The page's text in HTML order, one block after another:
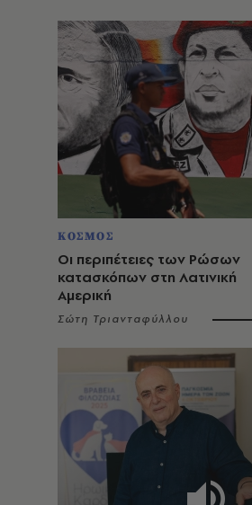
ΚΟΣΜΟΣ
Οι περιπέτειες των Ρώσων
κατασκόπων στη Λατινική
Αμερική
Σώτη Τριανταφύλλου